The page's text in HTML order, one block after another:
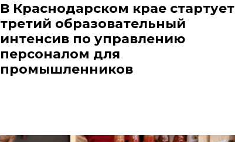
В Краснодарском крае стартует
третий образовательный
интенсив по управлению
персоналом для
промышленников